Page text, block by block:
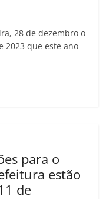
28 de dezembro o
2023 que este ano
para o
estão
de